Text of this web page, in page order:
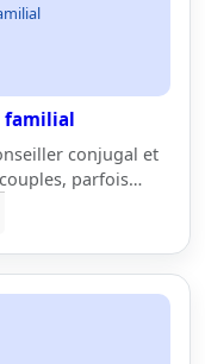
familial
conjugal et
parfois…